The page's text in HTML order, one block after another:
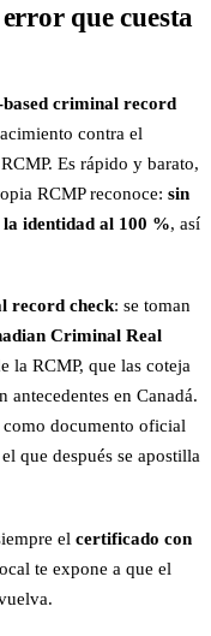
que cuesta
based criminal record
contra el
Es rápido y barato,
RCMP reconoce: sin
identidad al 100 %, así
record check: se toman
Criminal Real
la RCMP, que las coteja
antecedentes en Canadá.
documento oficial
que después se apostilla
el certificado con
te expone a que el